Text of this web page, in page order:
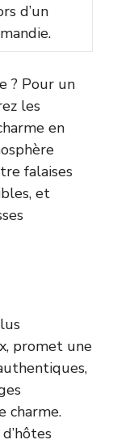
d’un
? Pour un
les
en
falaises
et
promet une
charme.